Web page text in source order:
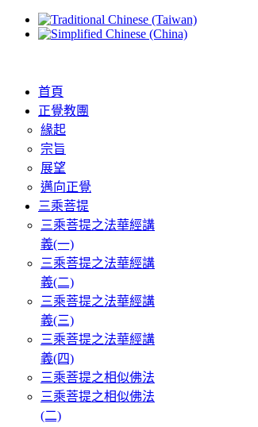
首頁
正覺教團
緣起
宗旨
展望
邁向正覺
三乘菩提
三乘菩提之法華經講
義(一)
三乘菩提之法華經講
義(二)
三乘菩提之法華經講
義(三)
三乘菩提之法華經講
義(四)
三乘菩提之相似佛法
三乘菩提之相似佛法
(二)